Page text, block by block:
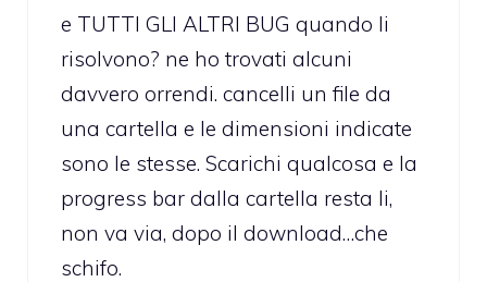
e TUTTI GLI ALTRI BUG quando li
risolvono? ne ho trovati alcuni
davvero orrendi. cancelli un file da
una cartella e le dimensioni indicate
sono le stesse. Scarichi qualcosa e la
progress bar dalla cartella resta li,
non va via, dopo il download…che
schifo.